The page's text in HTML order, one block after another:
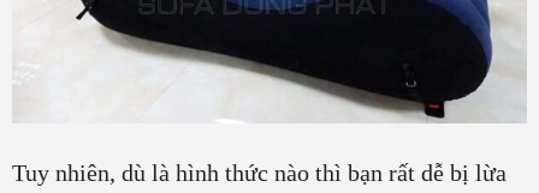
Tuy nhiên, dù là hình thức nào thì bạn rất dễ bị lừa